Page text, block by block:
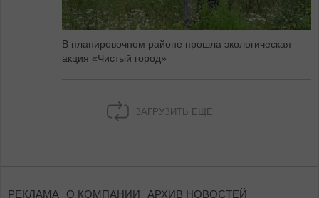
В планировочном районе прошла экологическая
акция «Чистый город»
ЗАГРУЗИТЬ ЕЩЕ
РЕКЛАМА О КОМПАНИИ АРХИВ НОВОСТЕЙ